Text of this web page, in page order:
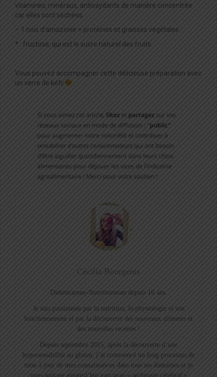
vitamines, minéraux, antioxydants de manière concentrée
car elles sont séchées.
– 1 noix d’amazonie = protéines et graisses végétales
* : fructose, qui est le sucre naturel des fruits.
Vous pouvez accompagner cette délicieuse préparation avec
un verre de kéfir
Cécilia Bourgeois
Diététicienne-Nutritionniste depuis 16 ans.
Je suis passionnée par la nutrition, la physiologie et son
fonctionnement et par la découverte des nouveaux aliments et
des nouvelles recettes !
Depuis septembre 2015, après la découverte d’une
hypersensibilité au gluten, j’ai commencé un long processus de
mise à jour de mes connaissances dans tous ses domaines et je
vous partage aujourd’hui tout mon « archivage cérébral »